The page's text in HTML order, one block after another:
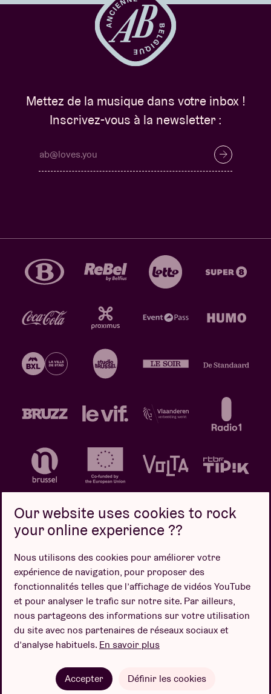
Mettez de la musique dans votre inbox !
Inscrivez-vous à la newsletter :
Politique de confidentialité
Politique de cookies
Conditions de vente
Design par
Our website uses cookies to rock
your online experience ??
Nous utilisons des cookies pour améliorer votre
expérience de navigation, pour proposer des
fonctionnalités telles que l’affichage de vidéos YouTube
et pour analyser le trafic sur notre site. Par ailleurs,
nous partageons des informations sur votre utilisation
du site avec nos partenaires de réseaux sociaux et
d’analyse habituels. En savoir plus
Accepter Définir les cookies